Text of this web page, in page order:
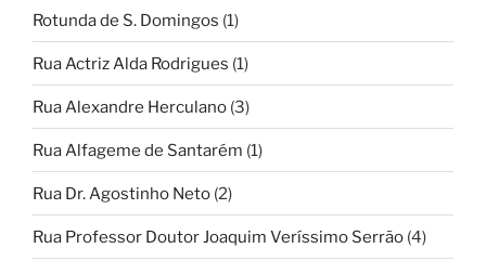
Rotunda de S. Domingos (1)
Rua Actriz Alda Rodrigues (1)
Rua Alexandre Herculano (3)
Rua Alfageme de Santarém (1)
Rua Dr. Agostinho Neto (2)
Rua Professor Doutor Joaquim Veríssimo Serrão (4)